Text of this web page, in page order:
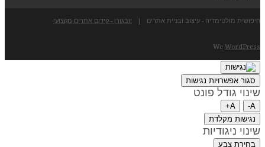
חיפושית מולטימדיה - עיצוב ובניית אתרים | וובגורו - קידום אתרים מקצועי
We WordPress
סגור אפשרויות נגישות
שינוי גודל פונט
A-
A+
נגישות מקלדת
שינוי ניגודיות
בחירת צבע